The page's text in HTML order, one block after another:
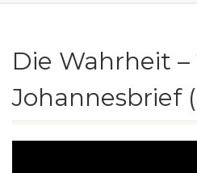
Die Wahrheit –
Johannesbrief